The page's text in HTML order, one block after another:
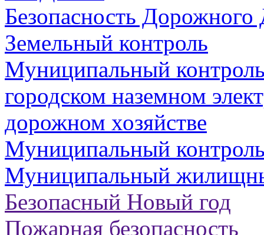
Безопасность
Земельный контроль
Муниципальный
городском наземном
дорожном хозяйстве
Муниципальный контроль
Муниципальный
Безопасный Новый год
Пожарная безопасность